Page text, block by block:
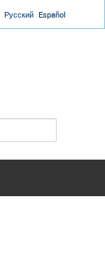
Русский Español